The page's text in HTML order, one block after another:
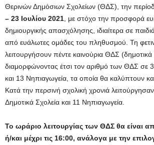
Θερινών Δημόσιων Σχολείων (ΘΔΣ), την
– 23 Ιουλίου 2021, με στόχο την προσφορά
δημιουργικής απασχόλησης, ιδιαίτερα σε
από ευάλωτες ομάδες του πληθυσμού. Τη
λειτουργήσουν πέντε καινούρια ΘΔΣ (δημοτικά
διαμορφώνοντας έτσι τον αριθμό των ΘΔΣ σε
και 13 Νηπιαγωγεία, τα οποία θα καλύπτουν
Κατά την περσινή σχολική χρονιά
Δημοτικά Σχολεία και 11 Νηπιαγωγεία.
Το ωράριο λειτουργίας των ΘΔΣ θα είναι
ή/και μέχρι τις 16:00, ανάλογα με την